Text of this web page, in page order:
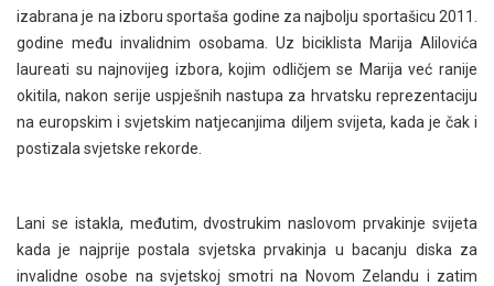
izabrana je na izboru sportaša godine za najbolju sportašicu 2011.
godine među invalidnim osobama. Uz biciklista Marija Alilovića
laureati su najnovijeg izbora, kojim odličjem se Marija već ranije
okitila, nakon serije uspješnih nastupa za hrvatsku reprezentaciju
na europskim i svjetskim natjecanjima diljem svijeta, kada je čak i
postizala svjetske rekorde.
Lani se istakla, međutim, dvostrukim naslovom prvakinje svijeta
kada je najprije postala svjetska prvakinja u bacanju diska za
invalidne osobe na svjetskoj smotri na Novom Zelandu i zatim